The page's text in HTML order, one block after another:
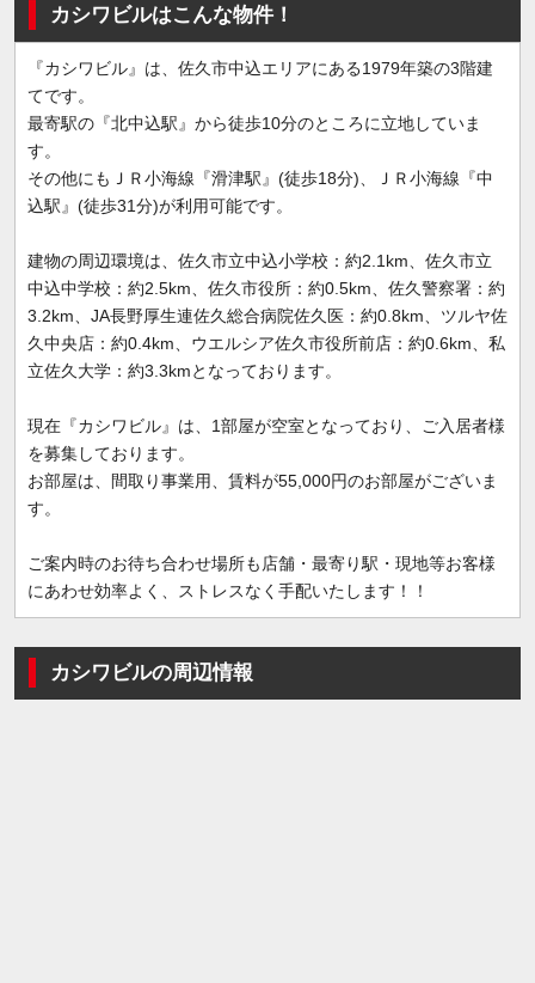
カシワビルはこんな物件！
『カシワビル』は、佐久市中込エリアにある1979年築の3階建
てです。
最寄駅の『北中込駅』から徒歩10分のところに立地していま
す。
その他にもＪＲ小海線『滑津駅』(徒歩18分)、ＪＲ小海線『中
込駅』(徒歩31分)が利用可能です。
建物の周辺環境は、佐久市立中込小学校：約2.1km、佐久市立
中込中学校：約2.5km、佐久市役所：約0.5km、佐久警察署：約
3.2km、JA長野厚生連佐久総合病院佐久医：約0.8km、ツルヤ佐
久中央店：約0.4km、ウエルシア佐久市役所前店：約0.6km、私
立佐久大学：約3.3kmとなっております。
現在『カシワビル』は、1部屋が空室となっており、ご入居者様
を募集しております。
お部屋は、間取り事業用、賃料が55,000円のお部屋がございま
す。
ご案内時のお待ち合わせ場所も店舗・最寄り駅・現地等お客様
にあわせ効率よく、ストレスなく手配いたします！！
カシワビルの周辺情報